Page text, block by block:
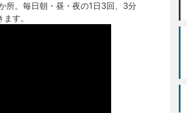
所。毎日朝・昼・夜の1日3回、3分
す。